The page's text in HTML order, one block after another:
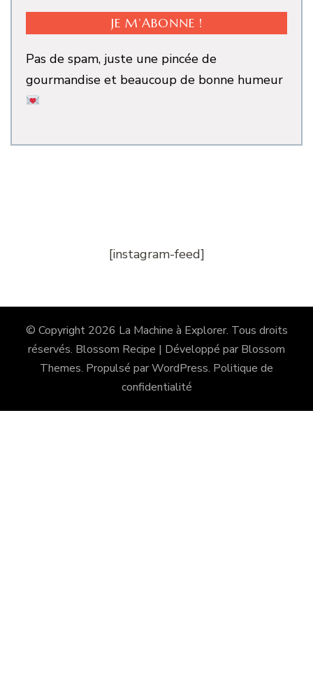
Pas de spam, juste une pincée de
gourmandise et beaucoup de bonne humeur
[instagram-feed]
© Copyright 2026 La Machine à Explorer. Tous droits
réservés. Blossom Recipe | Développé par Blossom
Themes. Propulsé parWordPress. Politique de
confidentialité